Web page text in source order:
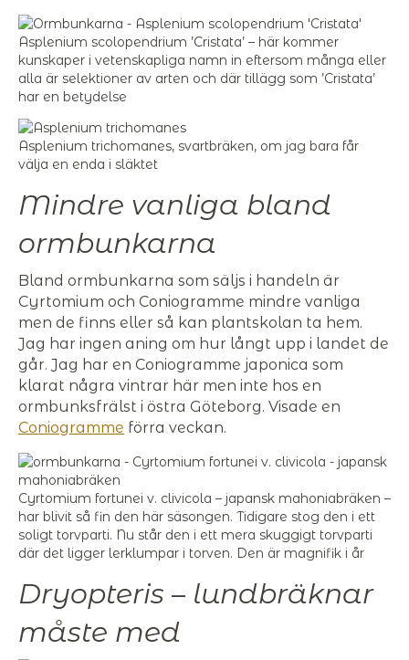
Asplenium scolopendrium ’Cristata’ – här kommer
kunskaper i vetenskapliga namn in eftersom många eller
alla är selektioner av arten och där tillägg som ’Cristata’
har en betydelse
Asplenium trichomanes, svartbräken, om jag bara får
välja en enda i släktet
Mindre vanliga bland
ormbunkarna
Bland ormbunkarna som säljs i handeln är
Cyrtomium och Coniogramme mindre vanliga
men de finns eller så kan plantskolan ta hem.
Jag har ingen aning om hur långt upp i landet de
går. Jag har en Coniogramme japonica som
klarat några vintrar här men inte hos en
ormbunksfrälst i östra Göteborg. Visade en
Coniogramme förra veckan.
Cyrtomium fortunei v. clivicola – japansk mahoniabräken –
har blivit så fin den här säsongen. Tidigare stog den i ett
soligt torvparti. Nu står den i ett mera skuggigt torvparti
där det ligger lerklumpar i torven. Den är magnifik i år
Dryopteris – lundbräknar
måste med